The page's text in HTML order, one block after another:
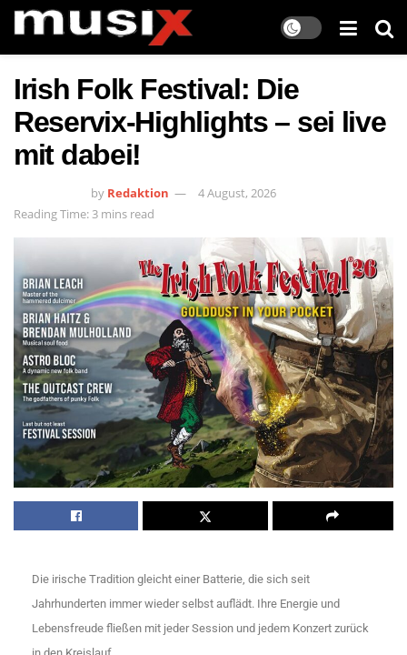
Irish Folk Festival: Die
Reservix-Highlights – sei live
mit dabei!
by Redaktion
4 August, 2026
Reading Time: 3 mins read
Die irische Tradition gleicht einer Batterie, die sich seit
Jahrhunderten immer wieder selbst auflädt. Ihre Energie und
Lebensfreude fließen mit jeder Session und jedem Konzert zurück